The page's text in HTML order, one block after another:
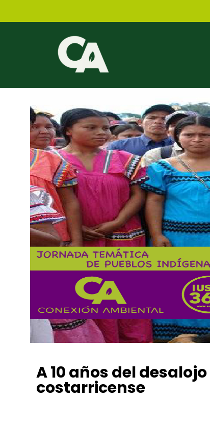
A 10 años del
costarricense